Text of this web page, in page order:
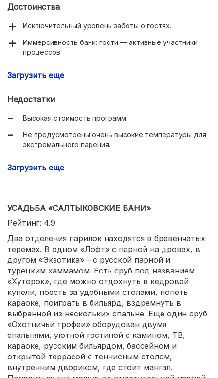
Достоинства
Исключительный уровень заботы о гостях.
Иммерсивность бани: гости — активные участники
процессов.
интерьера, инструменты и средства.
баня.
Гостям не нужно ничего с собой брать — все
средства и текстиль полностью предоставляются.
Пармастера — победители банных соревнований,
профессионалы со стажем.
Загрузить еще
Недостатки
Высокая стоимость программ.
Не предусмотрены очень высокие температуры для
экстремального парения.
Загрузить еще
УСАДЬБА «САЛТЫКОВСКИЕ БАНИ»
Рейтинг: 4.9
Два отделения парилок находятся в бревенчатых
теремах. В одном «Лофт» с парной на дровах, в
другом «Экзотика» – с русской парной и
турецким хаммамом. Есть сруб под названием
«Хуторок», где можно отдохнуть в кедровой
купели, поесть за удобными столами, попеть
караоке, поиграть в бильярд, вздремнуть в
выбранной из нескольких спальне. Ещё один сруб
«Охотничьи трофеи» оборудован двумя
спальнями, уютной гостиной с камином, ТВ,
караоке, русским бильярдом, бассейном и
открытой террасой с теннисным столом,
внутренним двориком, где стоит мангал.